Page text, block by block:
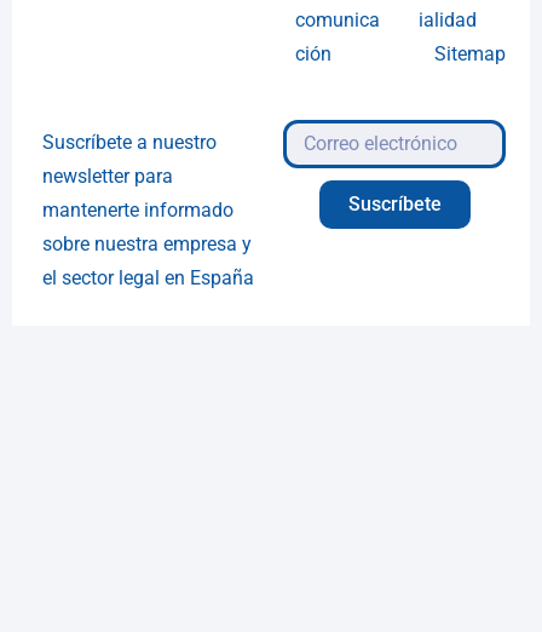
comunica
ción
ialidad
Sitemap
Suscríbete a nuestro
newsletter para
mantenerte informado
sobre nuestra empresa y
el sector legal en España
Suscríbete